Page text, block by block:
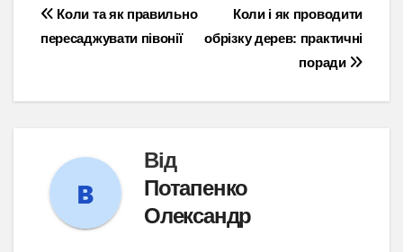
Навігація
записів
Коли і як проводити
обрізку дерев: практичні
поради
Коли та як правильно
пересаджувати півонії
Від
Потапенко
Олександр